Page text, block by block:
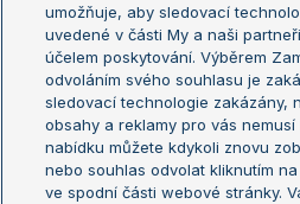
Sázkařský žebříček
US
Turnaj
Turnaj
Aktualní trendy
Fotbalové přestupy
umožňuje, aby sledovací
uvedené v části My a naši
účelem poskytování. Výběrem
odvoláním svého souhlasu je
sledovací technologie zakázány,
obsahy a reklamy pro vás
nabídku můžete kdykoli znovu
nebo souhlas odvolat kliknutím
ve spodní části webové stránky.